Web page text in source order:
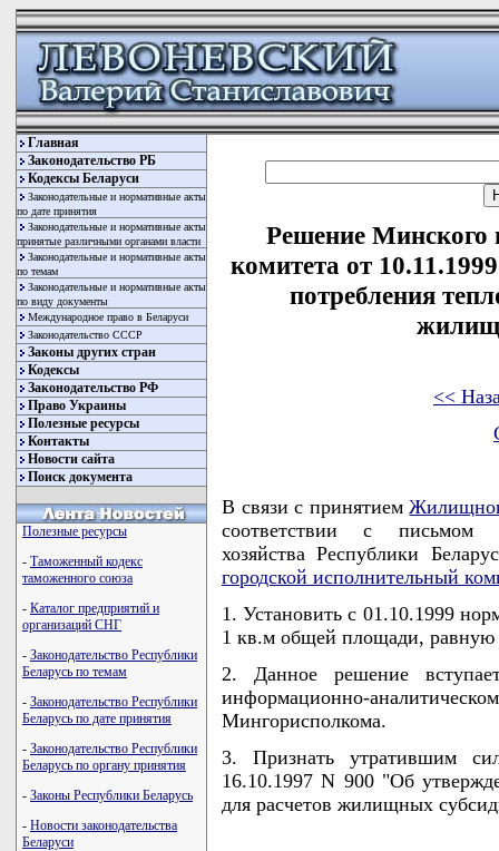
Главная
Законодательство РБ
Кодексы Беларуси
Законодательные и нормативные акты
по дате принятия
Законодательные и нормативные акты
принятые различными органами власти
Законодательные и нормативные акты
по темам
Законодательные и нормативные акты
по виду документы
Международное право в Беларуси
Законодательство СССР
Законы других стран
Кодексы
Законодательство РФ
Право Украины
Полезные ресурсы
Контакты
Новости сайта
Поиск документа
Полезные ресурсы
- Таможенный кодекс
таможенного союза
- Каталог предприятий и
организаций СНГ
- Законодательство Республики
Беларусь по темам
- Законодательство Республики
Беларусь по дате принятия
- Законодательство Республики
Беларусь по органу принятия
- Законы Республики Беларусь
- Новости законодательства
Беларуси
Решение Минского
комитета от
потребления
<<
В связи с принятием
соответствии с письмом
хозяйства Республики
городской исполнительный
1. Установить с 01.10.1999
1 кв.м общей площади, равную
2. Данное решение
информационно-
Мингорисполкома.
3. Признать утратившим
16.10.1997 N 900 "Об
для расчетов жилищных